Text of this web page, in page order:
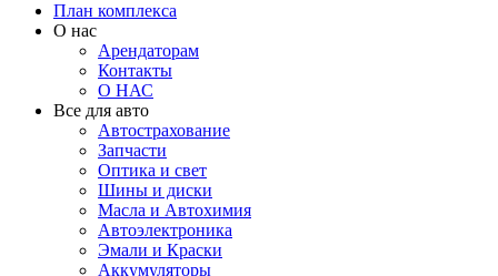
План комплекса
О нас
Арендаторам
Контакты
О НАС
Все для авто
Автострахование
Запчасти
Оптика и свет
Шины и диски
Масла и Автохимия
Автоэлектроника
Эмали и Краски
Аккумуляторы